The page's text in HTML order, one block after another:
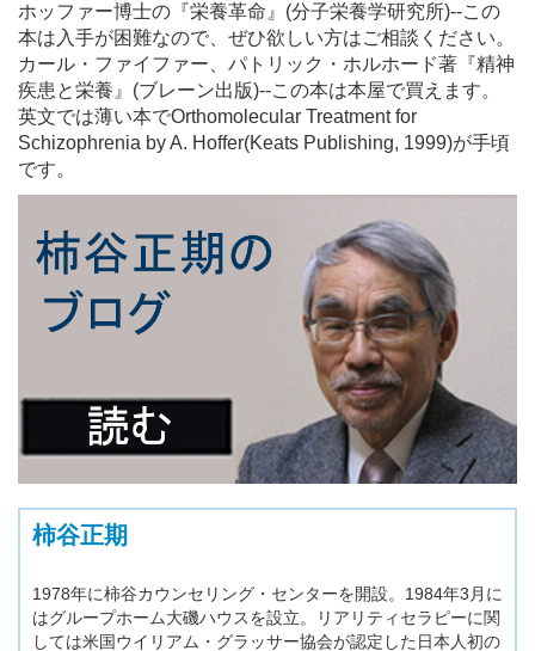
ホッファー博士の『栄養革命』(分子栄養学研究所)--この
本は入手が困難なので、ぜひ欲しい方はご相談ください。
カール・ファイファー、パトリック・ホルホード著『精神
疾患と栄養』(ブレーン出版)--この本は本屋で買えます。
英文では薄い本でOrthomolecular Treatment for
Schizophrenia by A. Hoffer(Keats Publishing, 1999)が手頃
です。
柿谷正期
1978年に柿谷カウンセリング・センターを開設。1984年3月に
はグループホーム大磯ハウスを設立。リアリティセラピーに関
しては米国ウイリアム・グラッサー協会が認定した日本人初の